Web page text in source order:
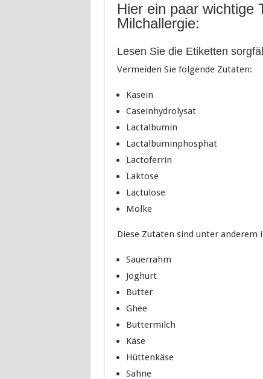
Hier ein paar wichtige
Milchallergie:
Lesen Sie die Etiketten
Vermeiden Sie folgende Zutaten:
Kasein
Caseinhydrolysat
Lactalbumin
Lactalbuminphosphat
Lactoferrin
Laktose
Lactulose
Molke
Diese Zutaten sind unter
Sauerrahm
Joghurt
Butter
Ghee
Buttermilch
Käse
Hüttenkäse
Sahne